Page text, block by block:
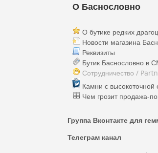
О Баснословно
О бутике редких
Новости магазина
Реквизиты
Бутик Баснословно в
Сотрудничество /
Камни с высокоточной
Чем грозит продажа-
Группа Вконтакте для
Телеграм канал